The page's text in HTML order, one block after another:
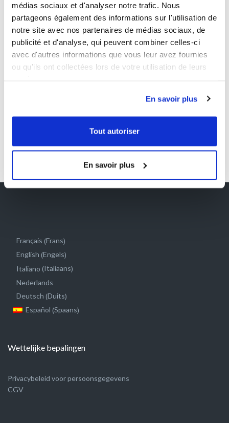
médias sociaux et d'analyser notre trafic. Nous
partageons également des informations sur l'utilisation de
notre site avec nos partenaires de médias sociaux, de
publicité et d'analyse, qui peuvent combiner celles-ci
avec d'autres informations que vous leur avez fournies
ou qu'ils ont collectées lors de votre utilisation de leurs
En savoir plus
Tout autoriser
En savoir plus
Via onze professionele ruimte hebt u een vlotte toegang
tot QUIDAM. Via ons pedagogisch en ergonomisch
platform kunt u elke patiënt opvolgen. Omdat de
vragenlijsten meermaals kunnen worden ingevuld, is het
mogelijk de resultaten te vergelijken en hun evolutie te
Français (Frans)
English (Engels)
Italiano (Italiaans)
Nederlands
Deutsch (Duits)
Español (Spaans)
Wettelijke bepalingen
Privacybeleid voor persoonsgegevens
CGV